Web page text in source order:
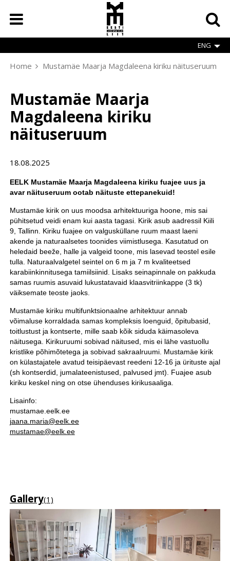
main
content
ENG
Breadcrumb
Home Mustamäe Maarja Magdaleena kiriku näituseruum
Mustamäe Maarja
Magdaleena kiriku
näituseruum
18.08.2025
EELK Mustamäe Maarja Magdaleena kiriku fuajee uus ja
avar näituseruum ootab näituste ettepanekuid!
Mustamäe kirik on uus moodsa arhitektuuriga hoone, mis sai
pühitsetud veidi enam kui aasta tagasi. Kirik asub aadressil Kiili
9, Tallinn. Kiriku fuajee on valgusküllane ruum maast laeni
akende ja naturaalsetes toonides viimistlusega. Kasutatud on
heledaid beeže, halle ja valgeid toone, mis lasevad teostel esile
tulla. Naturaalvalgetel seintel on 6 m ja 7 m kvaliteetsed
karabiinkinnitusega tamiilsiinid. Lisaks seinapinnale on pakkuda
samas ruumis asuvaid lukustatavaid klaasvitriinkappe (3 tk)
väiksemate teoste jaoks.
Mustamäe kiriku multifunktsionaalne arhitektuur annab
võimaluse korraldada samas kompleksis loenguid, õpitubasid,
toitlustust ja kontserte, mille saab kõik siduda käimasoleva
näitusega. Kirikuruumi sobivad näitused, mis ei lähe vastuollu
kristlike põhimõtetega ja sobivad sakraalruumi. Mustamäe kirik
on külastajatele avatud teisipäevast reedeni 12-16 ja ürituste ajal
(sh kontserdid, jumalateenistused, palvused jmt). Fuajee asub
kiriku keskel ning on otse ühenduses kirikusaaliga.
Lisainfo:
mustamae.eelk.ee
jaana.maria@eelk.ee
mustamae@eelk.ee
Gallery(1)